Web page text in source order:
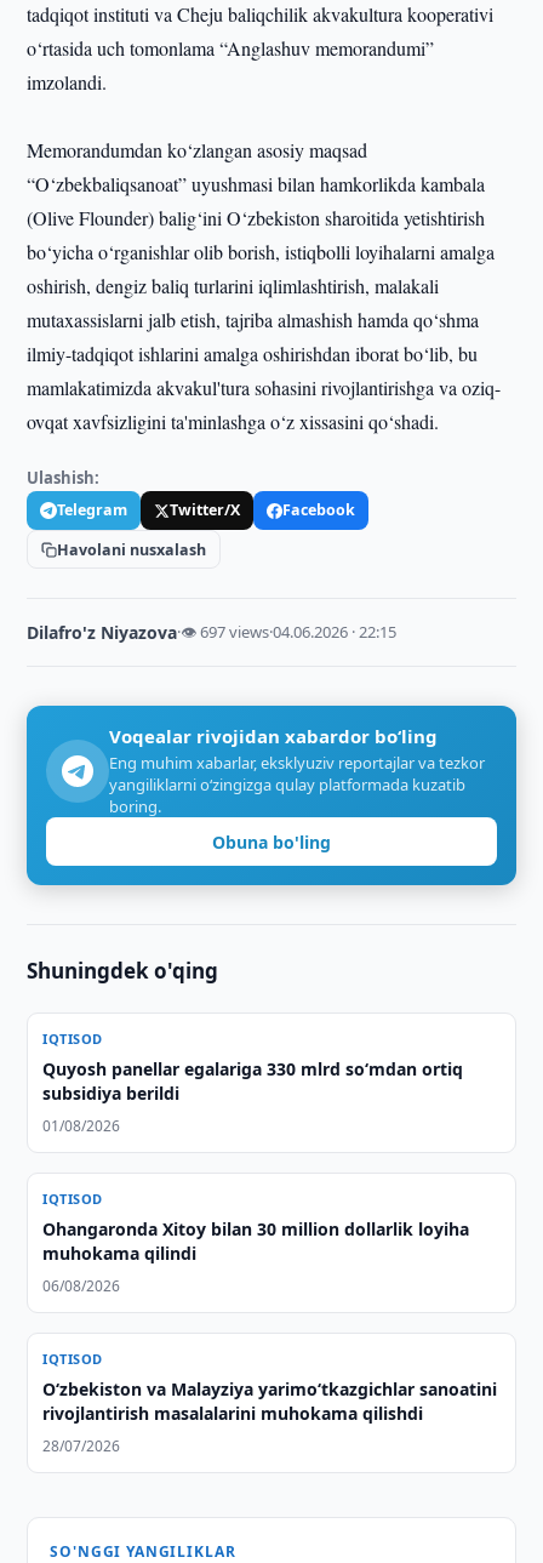
tadqiqot instituti va Cheju baliqchilik akvakultura kooperativi
o‘rtasida uch tomonlama “Anglashuv memorandumi”
imzolandi.
Memorandumdan ko‘zlangan asosiy maqsad
“O‘zbekbaliqsanoat” uyushmasi bilan hamkorlikda kambala
(Olive Flounder) balig‘ini O‘zbekiston sharoitida yetishtirish
bo‘yicha o‘rganishlar olib borish, istiqbolli loyihalarni amalga
oshirish, dengiz baliq turlarini iqlimlashtirish, malakali
mutaxassislarni jalb etish, tajriba almashish hamda qo‘shma
ilmiy-tadqiqot ishlarini amalga oshirishdan iborat bo‘lib, bu
mamlakatimizda akvakul'tura sohasini rivojlantirishga va oziq-
ovqat xavfsizligini ta'minlashga o‘z xissasini qo‘shadi.
Ulashish:
Telegram Twitter/X
Facebook
Havolani nusxalash
Dilafro'z Niyazova·👁 697 views·04.06.2026 · 22:15
Voqealar rivojidan xabardor bo‘ling
Eng muhim xabarlar, eksklyuziv reportajlar va tezkor
yangiliklarni o‘zingizga qulay platformada kuzatib
boring.
Obuna bo'ling
Shuningdek o'qing
IQTISOD
Quyosh panellar egalariga 330 mlrd so‘mdan ortiq
subsidiya berildi
01/08/2026
IQTISOD
Ohangaronda Xitoy bilan 30 million dollarlik loyiha
muhokama qilindi
06/08/2026
IQTISOD
Oʻzbekiston va Malayziya yarimoʻtkazgichlar sanoatini
rivojlantirish masalalarini muhokama qilishdi
28/07/2026
SO'NGGI YANGILIKLAR